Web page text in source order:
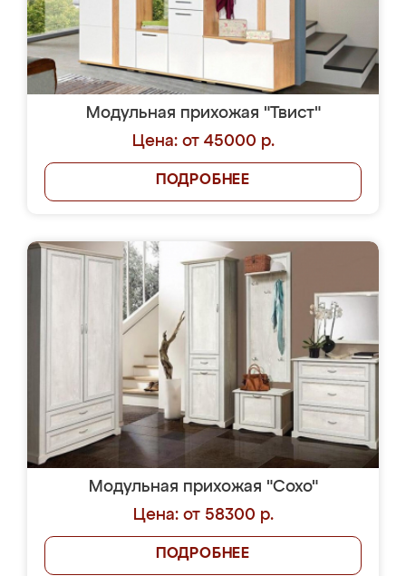
Модульная прихожая "Твист"
Цена: от 45000 р.
ПОДРОБНЕЕ
Модульная прихожая "Сохо"
Цена: от 58300 р.
ПОДРОБНЕЕ